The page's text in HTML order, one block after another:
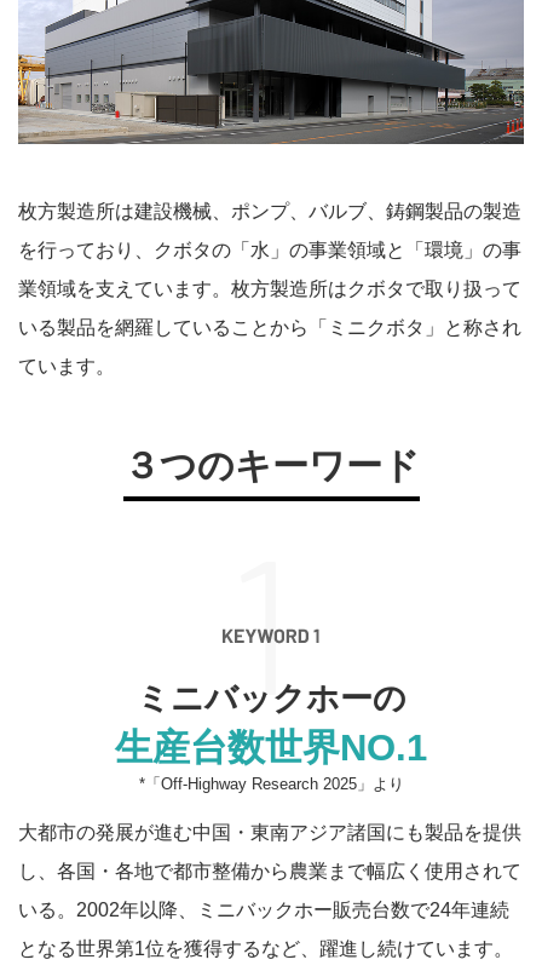
Training
教育研修制度
Recruit
採用情報
枚方製造所は建設機械、ポンプ、バルブ、鋳鋼製品の製造
を行っており、クボタの「水」の事業領域と「環境」の事
業領域を支えています。枚方製造所はクボタで取り扱って
いる製品を網羅していることから「ミニクボタ」と称され
ています。
３つのキーワード
ミニバックホーの
生産台数世界NO.1
*「Off-Highway Research 2025」より
大都市の発展が進む中国・東南アジア諸国にも製品を提供
し、各国・各地で都市整備から農業まで幅広く使用されて
いる。2002年以降、ミニバックホー販売台数で24年連続
となる世界第1位を獲得するなど、躍進し続けています。